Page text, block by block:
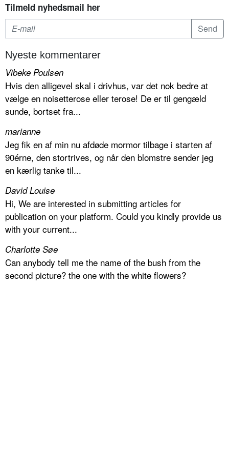
Tilmeld nyhedsmail her
Nyeste kommentarer
Vibeke Poulsen
Hvis den alligevel skal i drivhus, var det nok bedre at
vælge en noisetterose eller terose! De er til gengæld
sunde, bortset fra...
marianne
Jeg fik en af min nu afdøde mormor tilbage i starten af
90érne, den stortrives, og når den blomstre sender jeg
en kærlig tanke til...
David Louise
Hi, We are interested in submitting articles for
publication on your platform. Could you kindly provide us
with your current...
Charlotte Søe
Can anybody tell me the name of the bush from the
second picture? the one with the white flowers?